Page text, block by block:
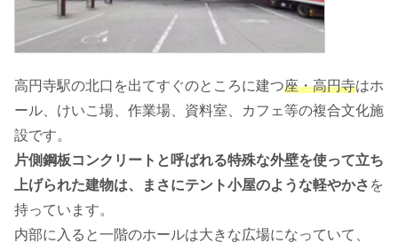
高円寺駅の北口を出てすぐのところに建つ座・高円寺はホ
ール、けいこ場、作業場、資料室、カフェ等の複合文化施
設です。
片側鋼板コンクリートと呼ばれる特殊な外壁を使って立ち
上げられた建物は、まさにテント小屋のような軽やかさ を
持っています。
内部に入ると一階のホールは大きな広場になっていて、